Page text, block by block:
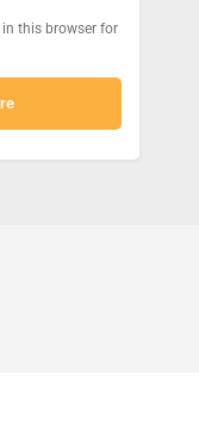
this browser for